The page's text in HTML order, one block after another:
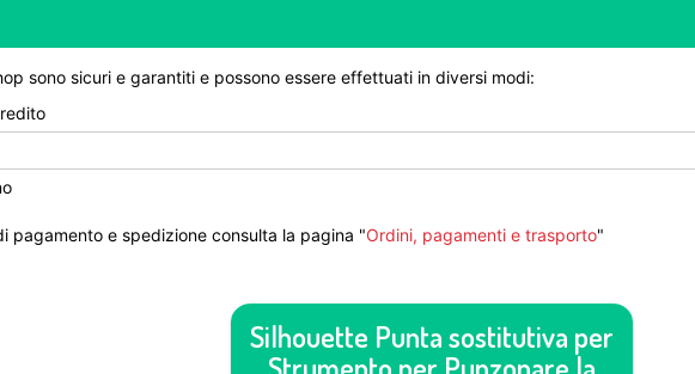
sono sicuri e garantiti e possono essere effettuati in diversi modi:
pagamento e spedizione consulta la pagina "Ordini, pagamenti e trasporto"
Silhouette Punta sostitutiva per